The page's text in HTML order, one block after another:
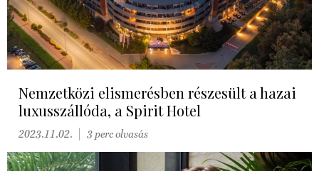
Nemzetközi elismerésben részesült a hazai
luxusszállóda, a Spirit Hotel
2023.11.02. 3 perc olvasás